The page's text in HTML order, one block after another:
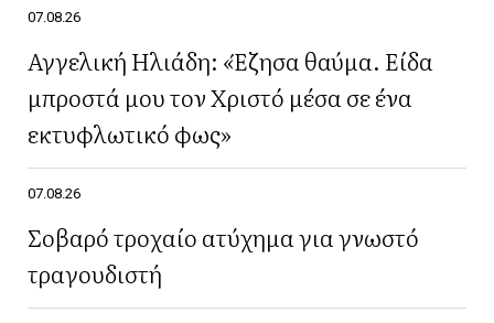
07.08.26
Αγγελική Ηλιάδη: «Έζησα θαύμα. Είδα
μπροστά μου τον Χριστό μέσα σε ένα
εκτυφλωτικό φως»
07.08.26
Σοβαρό τροχαίο ατύχημα για γνωστό
τραγουδιστή